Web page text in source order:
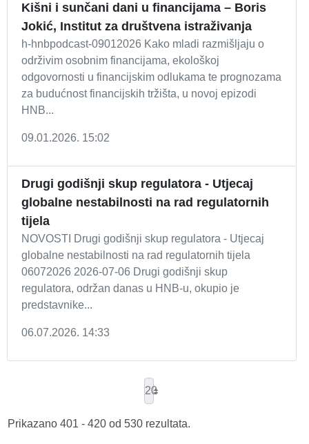
Kišni i sunčani dani u financijama – Boris
Jokić, Institut za društvena istraživanja
h-hnbpodcast-09012026 Kako mladi razmišljaju o
održivim osobnim financijama, ekološkoj
odgovornosti u financijskim odlukama te prognozama
za budućnost financijskih tržišta, u novoj epizodi
HNB...
09.01.2026. 15:02
Drugi godišnji skup regulatora - Utjecaj
globalne nestabilnosti na rad regulatornih
tijela
NOVOSTI Drugi godišnji skup regulatora - Utjecaj
globalne nestabilnosti na rad regulatornih tijela
06072026 2026-07-06 Drugi godišnji skup
regulatora, održan danas u HNB-u, okupio je
predstavnike...
06.07.2026. 14:33
20
Prikazano 401 - 420 od 530 rezultata.